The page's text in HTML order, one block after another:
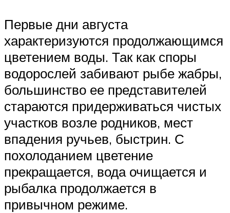
Первые дни августа
характеризуются продолжающимся
цветением воды. Так как споры
водорослей забивают рыбе жабры,
большинство ее представителей
стараются придерживаться чистых
участков возле родников, мест
впадения ручьев, быстрин. С
похолоданием цветение
прекращается, вода очищается и
рыбалка продолжается в
привычном режиме.